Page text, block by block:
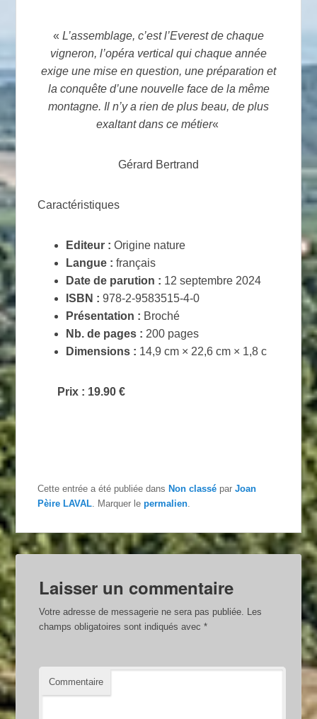
« L’assemblage, c’est l’Everest de chaque
vigneron, l’opéra vertical qui chaque année
exige une mise en question, une préparation et
la conquête d’une nouvelle face de la même
montagne. Il n’y a rien de plus beau, de plus
exaltant dans ce métier«
Gérard Bertrand
Caractéristiques
Editeur : Origine nature
Langue :français
Date de parution : 12 septembre 2024
ISBN :978-2-9583515-4-0
Présentation : Broché
Nb. de pages : 200 pages
Dimensions : 14,9 cm × 22,6 cm × 1,8 c
Prix : 19.90 €
Cette entrée a été publiée dans Non classé parJoan
Pèire LAVAL. Marquer lepermalien.
Laisser un commentaire
Votre adresse de messagerie ne sera pas publiée. Les
champs obligatoires sont indiqués avec*
Commentaire